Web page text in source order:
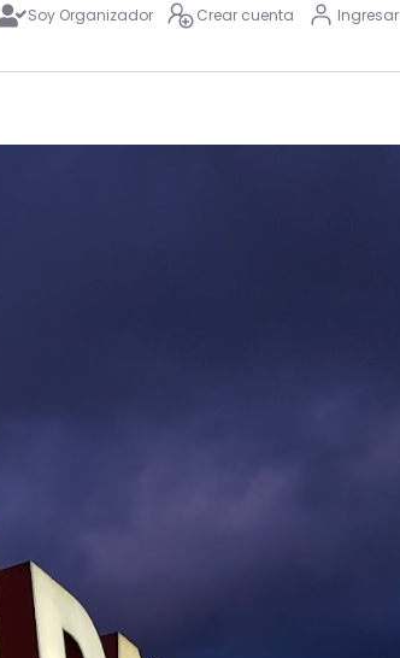
Soy Organizador Crear cuenta Ingresar